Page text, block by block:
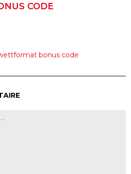
CODE
bonus code